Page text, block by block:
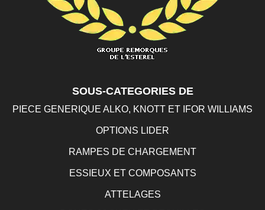
SOUS-CATEGORIES DE
PIECE GENERIQUE ALKO, KNOTT ET IFOR WILLIAMS
OPTIONS LIDER
RAMPES DE CHARGEMENT
ESSIEUX ET COMPOSANTS
ATTELAGES